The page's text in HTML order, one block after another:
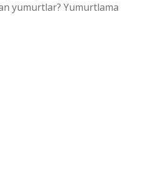
yumurtlar? Yumurtlama